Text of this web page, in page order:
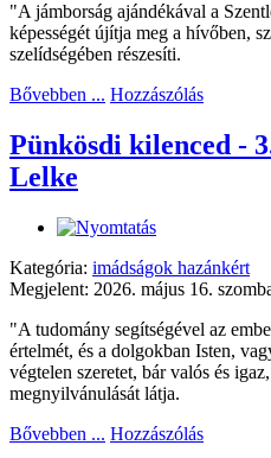
"A jámborság ajándékával a
képességét újítja meg a hívőben,
szelídségében részesíti.
Bővebben ... Hozzászólás
Pünkösdi kilenced -
Lelke
Kategória: imádságok hazánkért
Megjelent: 2026. május 16.
"A tudomány segítségével az
értelmét, és a dolgokban Isten,
végtelen szeretet, bár valós és
megnyilvánulását látja.
Bővebben ... Hozzászólás